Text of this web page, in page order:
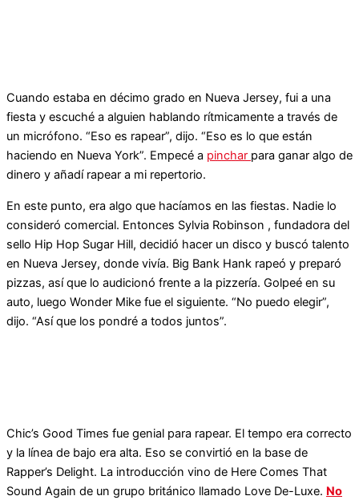
Cuando estaba en décimo grado en Nueva Jersey, fui a una
fiesta y escuché a alguien hablando rítmicamente a través de
un micrófono. “Eso es rapear”, dijo. “Eso es lo que están
haciendo en Nueva York”. Empecé a pinchar para ganar algo de
dinero y añadí rapear a mi repertorio.
En este punto, era algo que hacíamos en las fiestas. Nadie lo
consideró comercial. Entonces Sylvia Robinson , fundadora del
sello Hip Hop Sugar Hill, decidió hacer un disco y buscó talento
en Nueva Jersey, donde vivía. Big Bank Hank rapeó y preparó
pizzas, así que lo audicionó frente a la pizzería. Golpeé en su
auto, luego Wonder Mike fue el siguiente. “No puedo elegir”,
dijo. “Así que los pondré a todos juntos”.
Chic’s Good Times fue genial para rapear. El tempo era correcto
y la línea de bajo era alta. Eso se convirtió en la base de
Rapper’s Delight. La introducción vino de Here Comes That
Sound Again de un grupo británico llamado Love De-Luxe. No